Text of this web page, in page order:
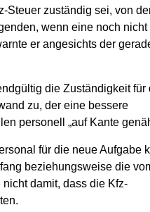
Steuer zuständig sei, von
wenn eine noch nicht
er angesichts der
die Zuständigkeit für
zu, der eine bessere
personell „auf Kante
für die neue Aufgabe
beziehungsweise die
damit, dass die Kfz-